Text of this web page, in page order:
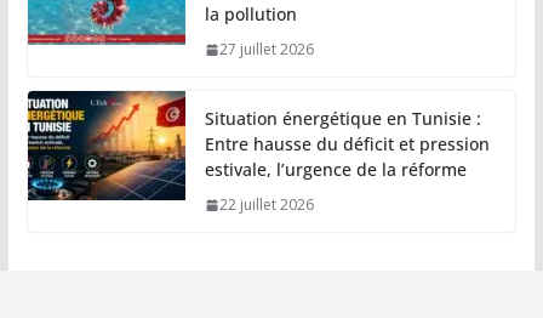
la pollution
27 juillet 2026
Situation énergétique en Tunisie :
Entre hausse du déficit et pression
estivale, l’urgence de la réforme
22 juillet 2026